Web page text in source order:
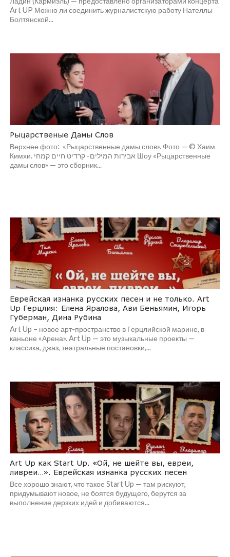
Art UP Можно ли соединить журналистскую работу Нателлы
Болтянской...
Рыцарственые Дамы Слов
Верхнее фото: «Рыцарственные дамы слов». Фото — © Хаим
Кимхи. אבירות המילים- קרדיט חיים קמחי Шоу «Рыцарственные
дамы слов» — это сборник...
Еврейская изнанка русских песен и не только. Art
Up Герцлия: Елена Яралова, Ави Беньямин, Игорь
Губерман, Дина Рубина
Art Up – новое арт-пространство в Герцлийской марине, в
каньоне «Арена». Art Up — это музыкальные проекты —
классика, джаз, театральные постановки,...
Art Up как Start Up. «Ой, не шейте вы, евреи,
ливреи…». Еврейская изнанка русских песен
Все хорошо знают, что такое Start Up — там рискуют,
придумывают новое, не боятся будущего, берутся за
выполнение дерзких идей и добиваются...